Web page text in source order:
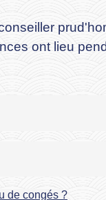
ont lieu
de congés ?